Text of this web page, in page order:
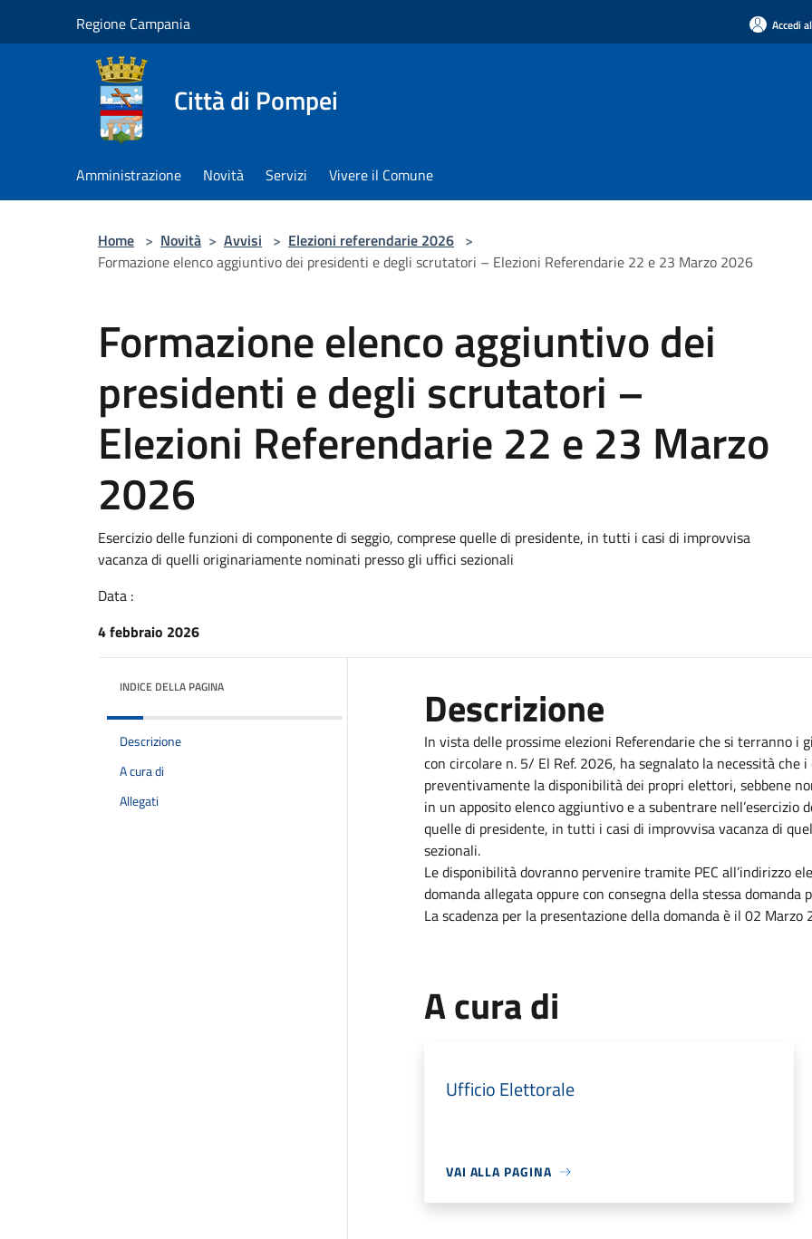
Regione Campania Accedi
Città di Pompei
Amministrazione Novità Servizi Vivere il Comune
Home > Novità > Avvisi > Elezioni referendarie 2026 >
Formazione elenco aggiuntivo dei presidenti e degli scrutatori – Elezioni Referendarie 22 e 23 Marzo 2026
Formazione elenco aggiuntivo dei
presidenti e degli scrutatori –
Elezioni Referendarie 22 e 23 Marzo
2026
Esercizio delle funzioni di componente di seggio, comprese quelle di presidente, in tutti i casi di improvvisa
vacanza di quelli originariamente nominati presso gli uffici sezionali
Data :
4 febbraio 2026
INDICE DELLA PAGINA
Descrizione
A cura di
Allegati
Descrizione
In vista delle prossime elezioni Referendarie che si terranno
con circolare n. 5/ El Ref. 2026, ha segnalato la necessità che
preventivamente la disponibilità dei propri elettori, sebbene
in un apposito elenco aggiuntivo e a subentrare nell’esercizio
quelle di presidente, in tutti i casi di improvvisa vacanza di
sezionali.
Le disponibilità dovranno pervenire tramite PEC all’indirizzo
domanda allegata oppure con consegna della stessa domanda
La scadenza per la presentazione della domanda è il 02 Marzo
A cura di
Ufficio Elettorale
VAI ALLA PAGINA